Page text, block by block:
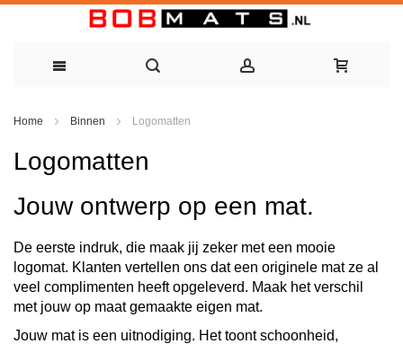
de
inhoud
Home Binnen Logomatten
Logomatten
Jouw ontwerp op een mat.
De eerste indruk, die maak jij zeker met een mooie
logomat. Klanten vertellen ons dat een originele mat ze al
veel complimenten heeft opgeleverd. Maak het verschil
met jouw op maat gemaakte eigen mat.
Jouw mat is een uitnodiging. Het toont schoonheid,